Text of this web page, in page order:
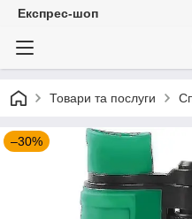
Експрес-шоп
Товари та послуги
–30%